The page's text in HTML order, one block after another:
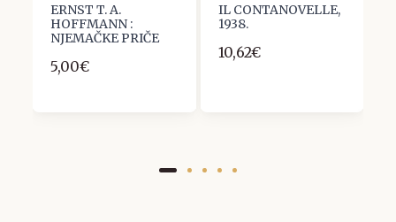
ERNST T. A.
HOFFMANN :
NJEMAČKE PRIČE
5,00€
IL CONTANOVELLE,
1938.
10,62€